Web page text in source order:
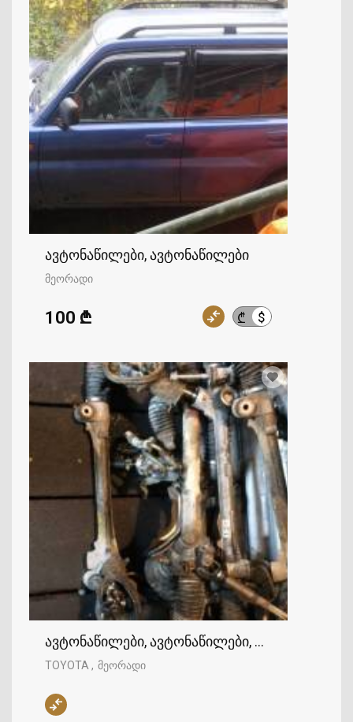
ავტონაწილები, ავტონაწილები
მეორადი
₾ $
100 ₾
ავტონაწილები, ავტონაწილები, TOYOTA
TOYOTA მეორადი